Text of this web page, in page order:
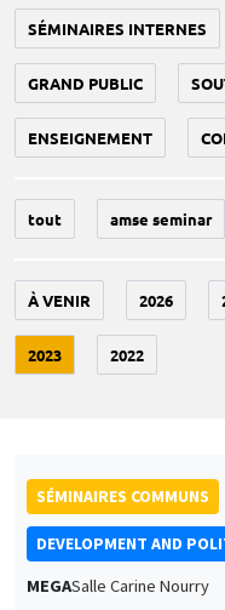
SÉMINAIRES INTERNES
GRAND PUBLIC
ENSEIGNEMENT
tout amse seminar
À VENIR 2026
2023 2022
SÉMINAIRES COMMUNS
DEVELOPMENT AND
MEGASalle Carine Nourry